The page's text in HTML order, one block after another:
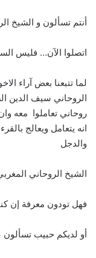
أنتم تسألون و الشيخ
اتصلوا الآن… فليس
لما تتبعنا بعض آراء
الروحاني سيف الدين
روحاني تعاملوا معه
انه يتعامل ويعالج
والدجل
الشيخ الروحاني
فهل تودون معرفة إن
أو لديكم حبيب